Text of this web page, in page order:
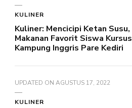
KULINER
Kuliner: Mencicipi Ketan Susu,
Makanan Favorit Siswa Kursus
Kampung Inggris Pare Kediri
UPDATED ON AGUSTUS 17, 2022
KULINER